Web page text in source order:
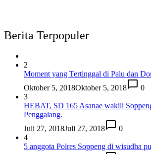
Berita Terpopuler
2
Moment yang Tertinggal di Palu dan
Oktober 5, 2018Oktober 5, 2018
0
3
HEBAT, SD 165 Asanae wakili
Penggalang.
Juli 27, 2018Juli 27, 2018
0
4
5 anggota Polres Soppeng di wisudha